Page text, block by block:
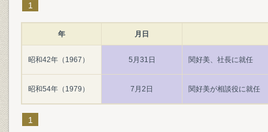
1
年 月日
昭和42年（1967） 5月31日 関好美、社長に就任
昭和54年（1979） 7月2日 関好美が相談役に就任
1